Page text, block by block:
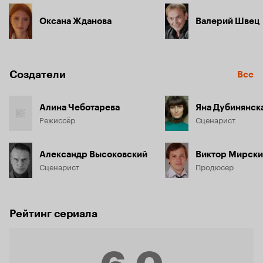
Оксана Жданова Валерий Швец
Создатели Все
Алина Чеботарева
Режиссёр
Александр Высоковский
Сценарист
Яна
Сценарист
Виктор
Продюсер
Рейтинг сериала